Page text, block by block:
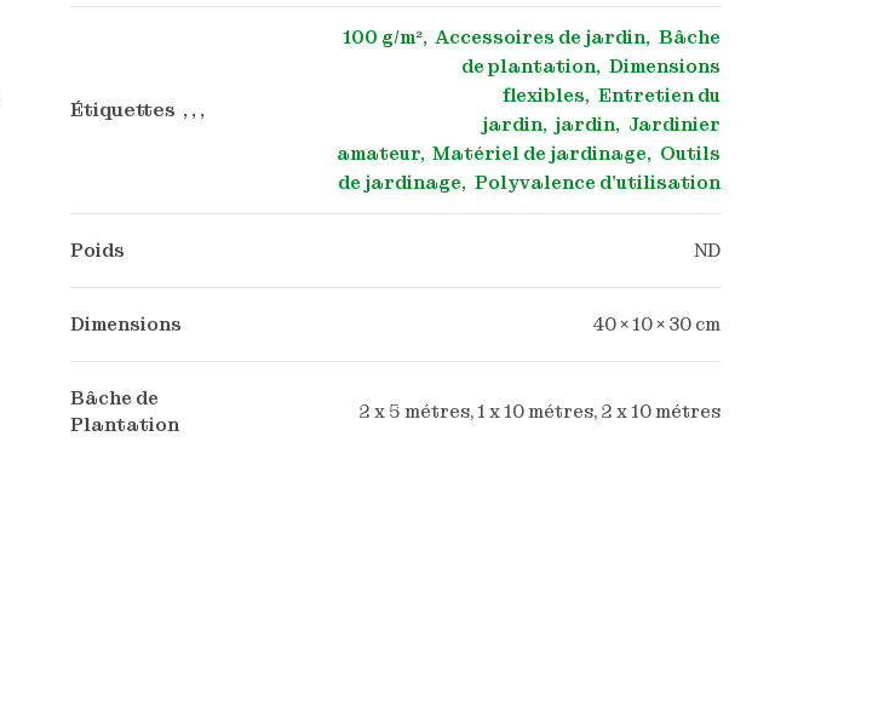
Étiquettes , , ,
100 g/m² Accessoires de jardin Bâche
de plantation Dimensions
flexibles Entretien du
jardin jardin Jardinier
amateur Matériel de jardinage
Outils
de jardinage Polyvalence d'utilisation
Poids ND
Dimensions 40 × 10 × 30 cm
Bâche de
Plantation
2 x 5 métres, 1 x 10 métres, 2 x 10 métres